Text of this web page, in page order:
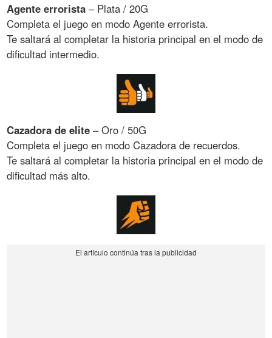
Agente errorista – Plata / 20G
Completa el juego en modo Agente errorista.
Te saltará al completar la historia principal en el modo de
dificultad intermedio.
Cazadora de elite – Oro / 50G
Completa el juego en modo Cazadora de recuerdos.
Te saltará al completar la historia principal en el modo de
dificultad más alto.